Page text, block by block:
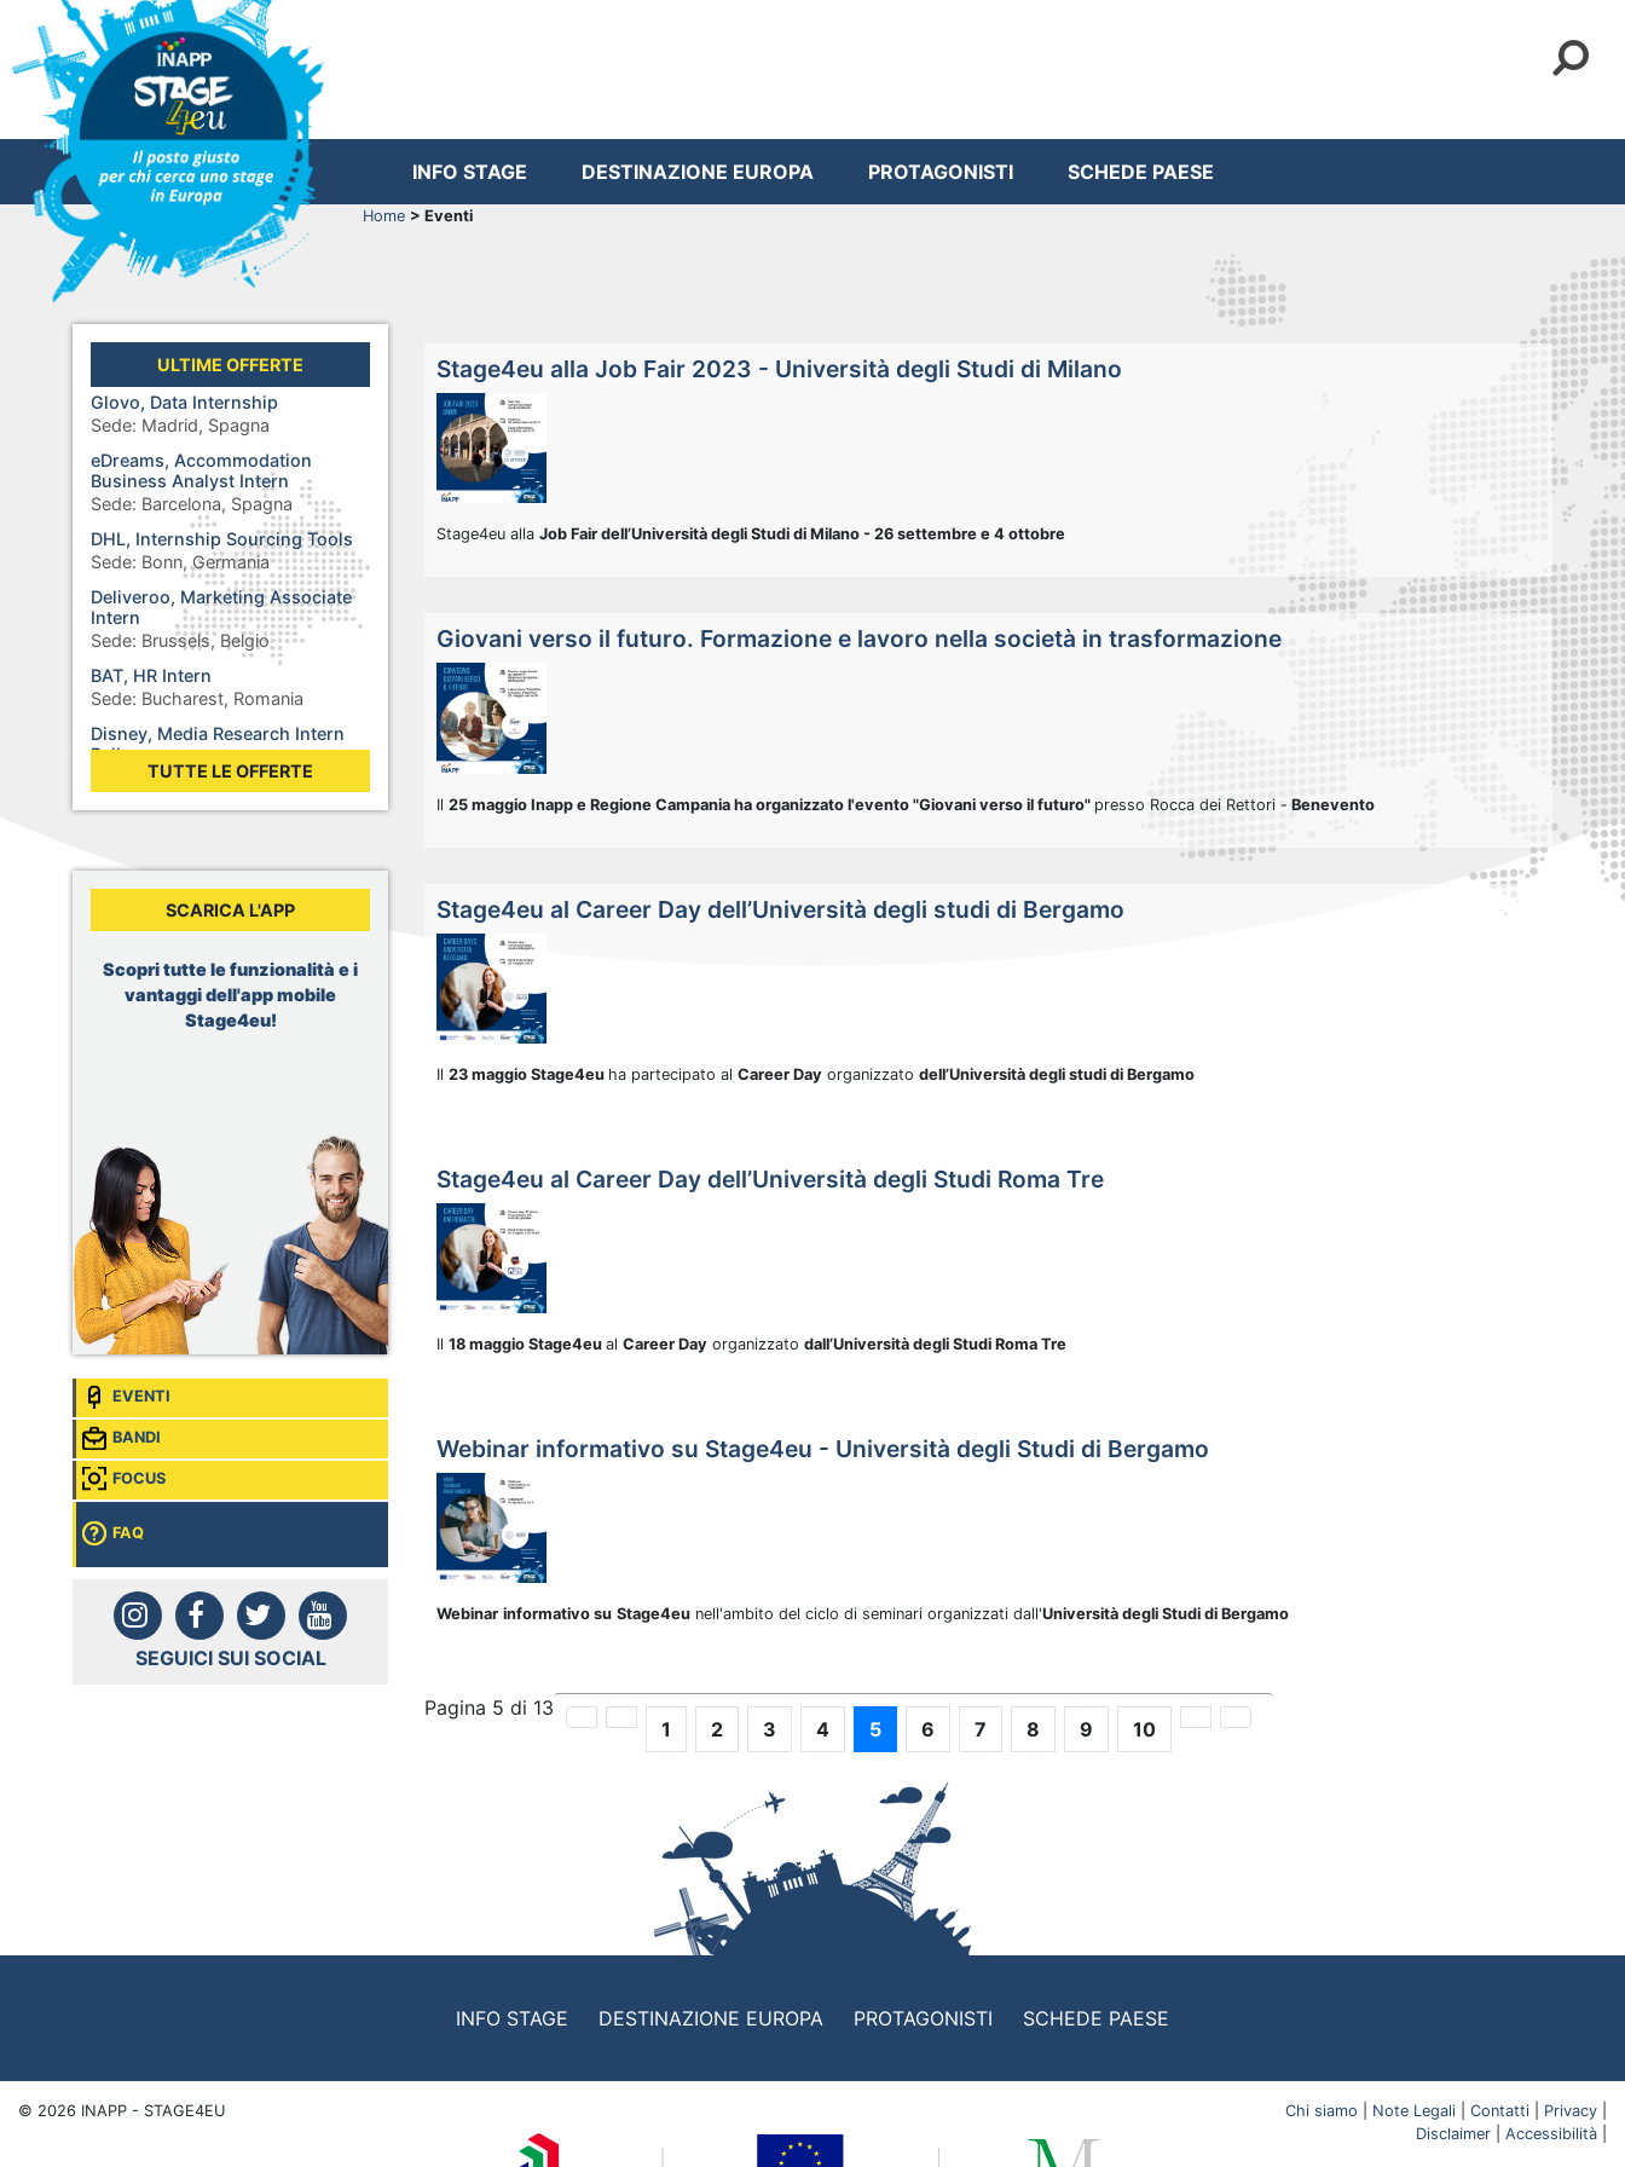
INFO STAGE DESTINAZIONE EUROPA PROTAGONISTI SCHEDE PAESE
Home > Eventi
ULTIME OFFERTE
Glovo, Data Internship
Sede: Madrid, Spagna
eDreams, Accommodation
Business Analyst Intern
Sede: Barcelona, Spagna
DHL, Internship Sourcing Tools
Sede: Bonn, Germania
Deliveroo, Marketing Associate
Intern
Sede: Brussels, Belgio
BAT, HR Intern
Sede: Bucharest, Romania
Disney, Media Research Intern
Balkans
Sofia, Bulgaria
Rolex, Stage : Synthétiser des
WHO, Internship - Business
Operations
Sede: Berlin, Germania
WHO, Internship - Nutrition and
Food Safety
Geneva, Svizzera
TUTTE LE OFFERTE
SCARICA L'APP
Scopri tutte le funzionalità e i
vantaggi dell'app mobile
Stage4eu!
EVENTI
BANDI
FOCUS
FAQ
SEGUICI SUI SOCIAL
Stage4eu alla Job Fair 2023 - Università degli Studi di Milano
Stage4eu alla Job Fair dell’Università degli Studi di Milano - 26 settembre e 4 ottobre
Giovani verso il futuro. Formazione e lavoro nella società in trasformazione
Il 25 maggio Inapp e Regione Campania ha organizzato l'evento "Giovani verso il futuro" presso Rocca dei Rettori - Benevento
Stage4eu al Career Day dell’Università degli studi di Bergamo
Il 23 maggio Stage4eu ha partecipato al Career Day organizzato dell’Università degli studi di Bergamo
Stage4eu al Career Day dell’Università degli Studi Roma Tre
Il 18 maggio Stage4eu al Career Day organizzato dall’Università degli Studi Roma Tre
Webinar informativo su Stage4eu - Università degli Studi di Bergamo
Webinar informativo su Stage4eu nell'ambito del ciclo di seminari organizzati dall'Università degli Studi di Bergamo
Pagina 5 di 13
1
2 3 4 5 6 7 8 9 10
INFO STAGE DESTINAZIONE EUROPA PROTAGONISTI SCHEDE PAESE
© 2026 INAPP - STAGE4EU Chi siamo Note Legali Contatti Privacy
Disclaimer
Accessibilità